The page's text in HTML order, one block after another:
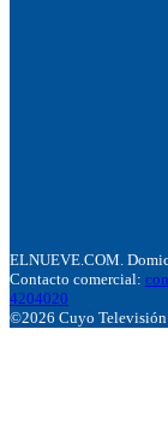
ELNUEVE.COM.
Contacto comercial:
4204020
©2026 Cuyo Televisión